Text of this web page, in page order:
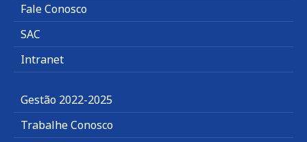
Fale Conosco
SAC
Intranet
Gestão 2022-2025
Trabalhe Conosco